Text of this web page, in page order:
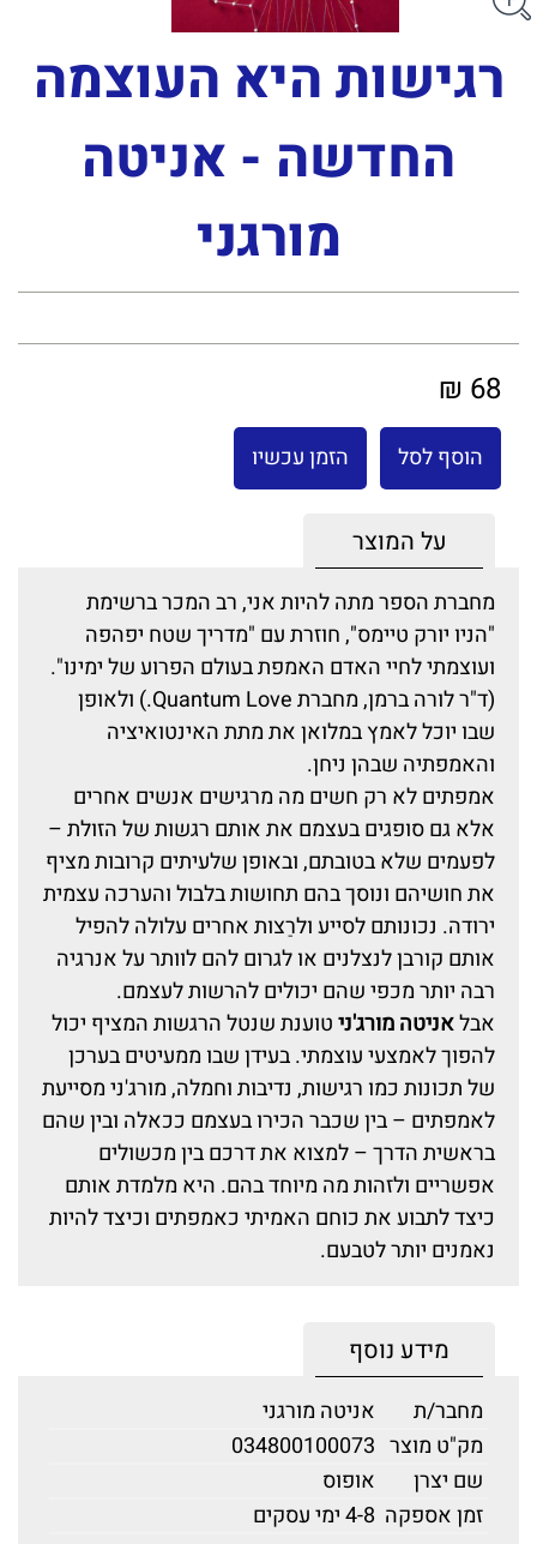
רגישות היא העוצמה
החדשה - אניטה
מורגני
68 ₪
הוסף לסל הזמן עכשיו
על המוצר
מחברת הספר מתה להיות אני, רב המכר ברשימת
"הניו יורק טיימס", חוזרת עם "מדריך שטח יפהפה
ועוצמתי לחיי האדם האמפת בעולם הפרוע של ימינו".
(ד"ר לורה ברמן, מחברת Quantum Love.) ולאופן
שבו יוכל לאמץ במלואן את מתת האינטואיציה
והאמפתיה שבהן ניחן.
אמפתים לא רק חשים מה מרגישים אנשים אחרים
אלא גם סופגים בעצמם את אותם רגשות של הזולת –
לפעמים שלא בטובתם, ובאופן שלעיתים קרובות מציף
את חושיהם ונוסך בהם תחושות בלבול והערכה עצמית
ירודה. נכונותם לסייע ולרַצות אחרים עלולה להפיל
אותם קורבן לנצלנים או לגרום להם לוותר על אנרגיה
רבה יותר מכפי שהם יכולים להרשות לעצמם.
אבלאניטה מורג'ניטוענת שנטל הרגשות המציף יכול
להפוך לאמצעי עוצמתי. בעידן שבו ממעיטים בערכן
של תכונות כמו רגישות, נדיבות וחמלה, מורג'ני מסייעת
לאמפתים – בין שכבר הכירו בעצמם ככאלה ובין שהם
בראשית הדרך – למצוא את דרכם בין מכשולים
אפשריים ולזהות מה מיוחד בהם. היא מלמדת אותם
כיצד לתבוע את כוחם האמיתי כאמפתים וכיצד להיות
נאמנים יותר לטבעם.
מידע נוסף
מחבר/ת
אניטה מורגני
מק"ט מוצר 034800100073
שם יצרן
אופוס
זמן אספקה 4-8 ימי עסקים